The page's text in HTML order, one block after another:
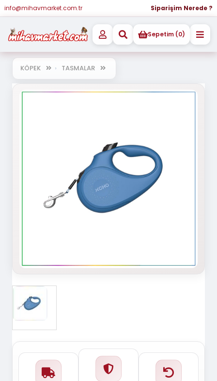
info@mihavmarket.com.tr Siparişim Nerede ?
Sepetim (0)
KÖPEK TASMALAR